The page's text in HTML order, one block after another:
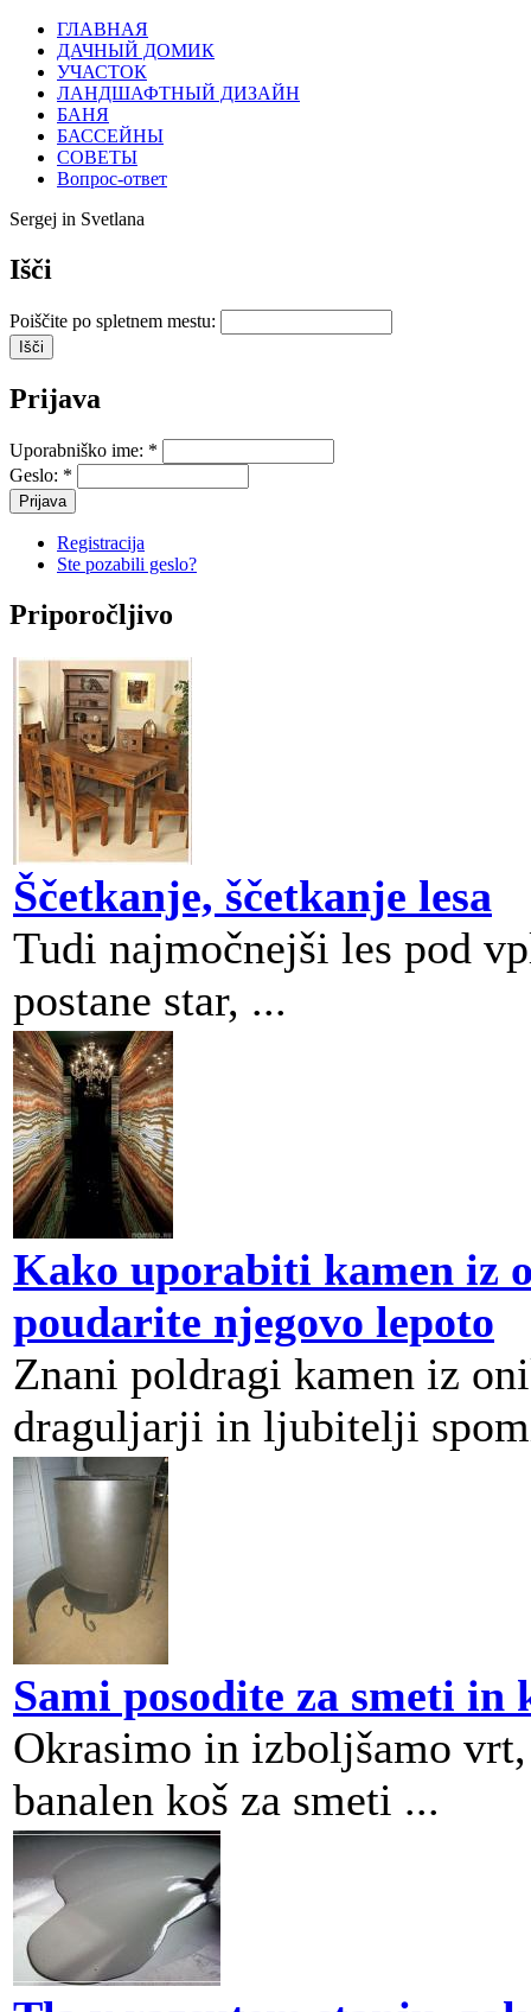
ГЛАВНАЯ
ДАЧНЫЙ ДОМИК
УЧАСТОК
ЛАНДШАФТНЫЙ ДИЗАЙН
БАНЯ
БАССЕЙНЫ
СОВЕТЫ
Вопрос-ответ
Sergej in Svetlana
Išči
Poiščite po spletnem mestu:
Prijava
Uporabniško ime: *
Geslo: *
Registracija
Ste pozabili geslo?
Priporočljivo
Ščetkanje, ščetkanje lesa
Tudi najmočnejši les pod
postane star, ...
Kako uporabiti kamen iz
poudarite njegovo lepoto
Znani poldragi kamen iz
draguljarji in ljubitelji
Sami posodite za smeti
Okrasimo in izboljšamo
banalen koš za smeti ...